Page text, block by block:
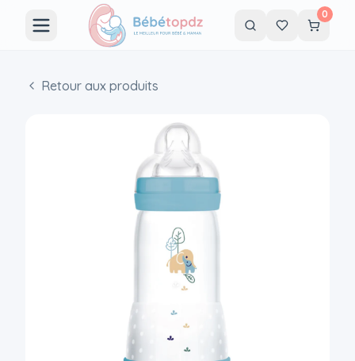
0
Retour aux produits